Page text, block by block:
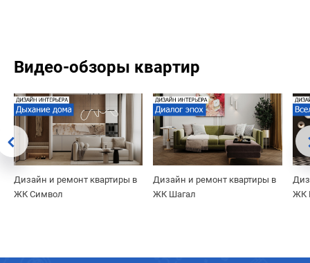
Видео-обзоры квартир
Дизайн и ремонт квартиры в
ЖК Символ
Дизайн и ремонт квартиры в
ЖК Шагал
ЖК